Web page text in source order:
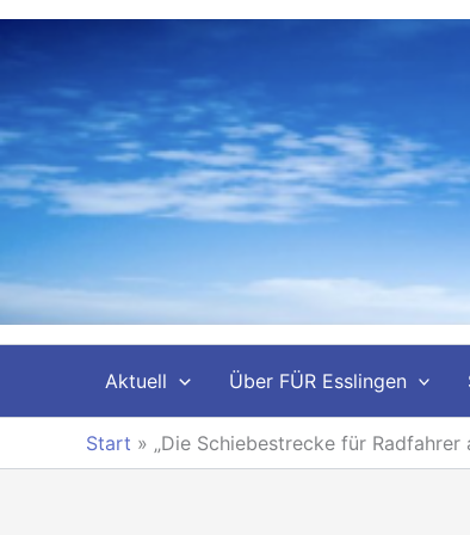
Zum
Aktuell Über FÜR Esslingen
Start » „Die Schiebestrecke für